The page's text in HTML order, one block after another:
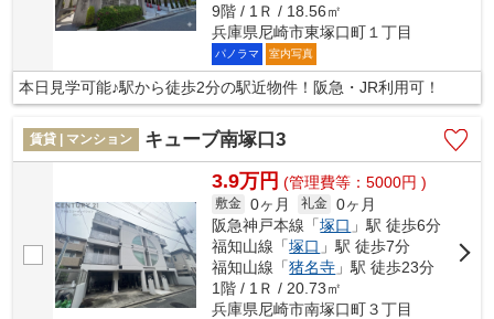
9階 / 1Ｒ / 18.56㎡
兵庫県尼崎市東塚口町１丁目
パノラマ 室内写真
本日見学可能♪駅から徒歩2分の駅近物件！阪急・JR利用可！
賃貸 | マンション キューブ南塚口3
3.9万円 (管理費等：5000円 )
敷金 0ヶ月 礼金 0ヶ月
阪急神戸本線「塚口 」駅 徒歩6分
福知山線「塚口 」駅 徒歩7分
福知山線「猪名寺 」駅 徒歩23分
1階 / 1Ｒ / 20.73㎡
兵庫県尼崎市南塚口町３丁目